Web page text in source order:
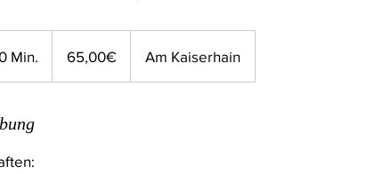
Min.
S
65,00€ Am Kaiserhain